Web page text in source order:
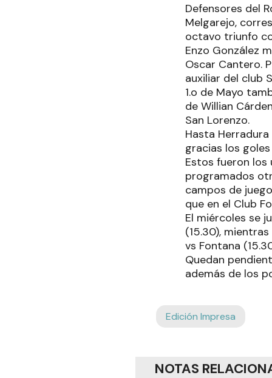
Defensores del
Melgarejo,
octavo triunfo
Enzo González
Oscar Cantero.
auxiliar del club
1.o de Mayo
de Willian
San Lorenzo.
Hasta
gracias los
Estos fueron
programados
campos de
que en el Club
El miércoles se
(15.30),
vs Fontana
Quedan
además de los
Edición Impresa
NOTAS